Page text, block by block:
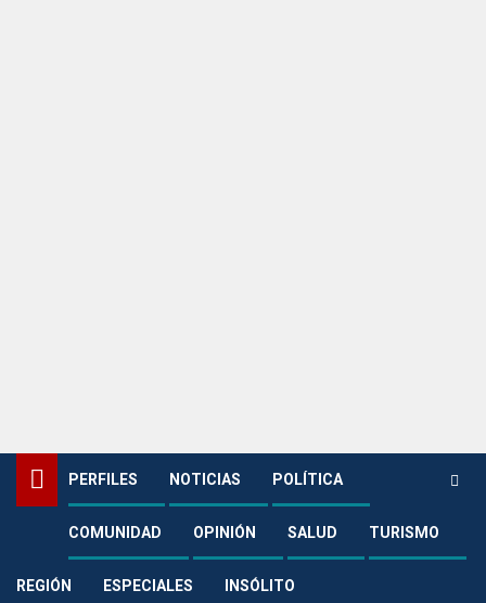
PERFILES NOTICIAS POLÍTICA
COMUNIDAD OPINIÓN SALUD TURISMO
REGIÓN ESPECIALES INSÓLITO
Uncategorized
Alborotada lidera modernización del sistema semafórico en
Villavicencio